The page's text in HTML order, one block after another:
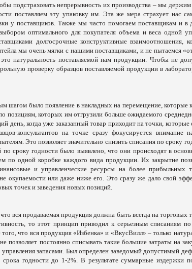
подстраховать непрерывность их производства – мы держим
поставляем эту упаковку им. Эта же мера страхует нас
у поставщиков. Также мы часто помогаем поставщикам и в
оптимального для покупателя объема и веса одной
долгосрочные конструктивные взаимоотношения,
мы очень мягки с нашими поставщиками, и не пытаемся
натуральность поставляемой нам продукции. Чтобы не
проверку образцов поставляемой продукции в
шагом было появление в накладных на перемещение, которые
позициям, которых им отгрузили больше ожидаемого
день, когда уже заказанный товар приходит на точки, которые
консультантов на точке сразу фокусируется внимание
Это позволяет значительно снизить списания по сроку
сроку годности было выявлено, что они происходят в
по одной коробке каждого вида продукции. Их закрытие
и управленческие ресурсы на более прибыльных
окупаемости или даже ниже его. Это сразу же дало свой
точек и заведения новых позиций.
вся продаваемая продукция должна быть всегда на торговых
то этот принцип приводил к серьезным списаниям
что вся продукция «Избенка» и «ВкусВилл» – только
позволяет постоянно списывать такие большие затраты на
запасами. Был определен заведомый допустимый
годности до 1-2%. В результате суммарные издержки